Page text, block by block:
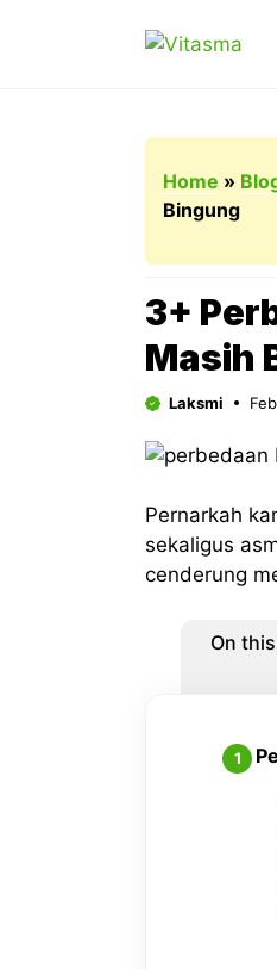
Home »
Bingung
3+
Masih
Laksmi
Pernarkah
sekaligus
cenderung
On